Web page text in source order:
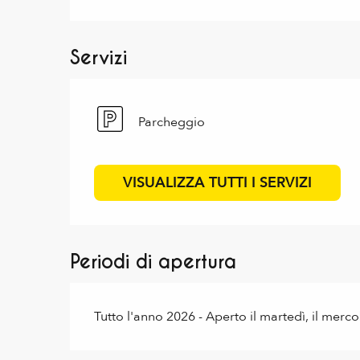
Servizi
Parcheggio
VISUALIZZA TUTTI I SERVIZI
Periodi di apertura
Tutto l'anno 2026 - Aperto il martedì, il